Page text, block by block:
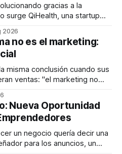
gracias a la
surge QiHealth, una startup
artificial y monitoreo
las personas a tomar mejores
Su propuesta busca
2026
no es el marketing:
misma conclusión cuando sus
ventas: "el marketing no
en otro lugar. Durante
SER PRO, el especialista en
Nueva Oportunidad
un negocio quería decir una
para los anuncios, un